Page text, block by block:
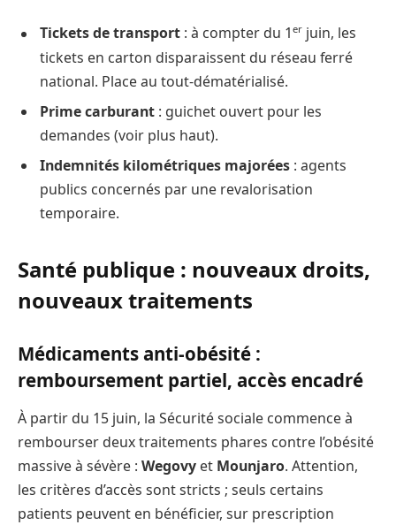
Tickets de transport : à compter du 1 er juin, les
tickets en carton disparaissent du réseau ferré
national. Place au tout-dématérialisé.
Prime carburant : guichet ouvert pour les
demandes (voir plus haut).
Indemnités kilométriques majorées : agents
publics concernés par une revalorisation
temporaire.
Santé publique : nouveaux droits,
nouveaux traitements
Médicaments anti-obésité :
remboursement partiel, accès encadré
À partir du 15 juin, la Sécurité sociale commence à
rembourser deux traitements phares contre l’obésité
massive à sévère : Wegovy et Mounjaro. Attention,
les critères d’accès sont stricts ; seuls certains
patients peuvent en bénéficier, sur prescription